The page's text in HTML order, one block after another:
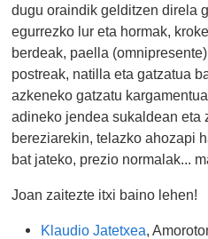
dugu oraindik gelditzen direla
egurrezko lur eta hormak,
berdeak, paella
postreak, natilla eta gatzatua
azkeneko gatzatu
adineko jendea sukaldean eta
bereziarekin, telazko ahozapi
bat jateko, prezio normalak...
Joan zaitezte itxi baino lehen!
Klaudio Jatetxea,